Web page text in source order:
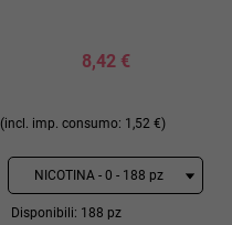
8,42 €
(incl. imp. consumo: 1,52 €)
Disponibili: 188 pz